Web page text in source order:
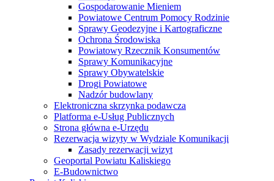
Gospodarowanie Mieniem
Powiatowe Centrum Pomocy Rodzinie
Sprawy Geodezyjne i Kartograficzne
Ochrona Środowiska
Powiatowy Rzecznik Konsumentów
Sprawy Komunikacyjne
Sprawy Obywatelskie
Drogi Powiatowe
Nadzór budowlany
Elektroniczna skrzynka podawcza
Platforma e-Usług Publicznych
Strona główna e-Urzędu
Rezerwacja wizyty w Wydziale Komunikacji
Zasady rezerwacji wizyt
Geoportal Powiatu Kaliskiego
E-Budownictwo